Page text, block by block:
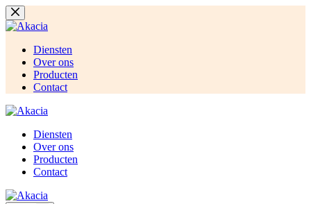
Skip
to
Diensten
Over ons
Producten
Contact
Diensten
Over ons
Producten
Contact